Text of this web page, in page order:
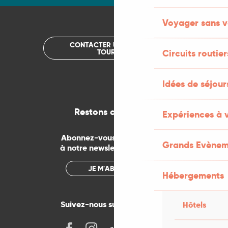
Voyager sans
Circuits
Idées de
Expériences à
Grands
Hébergements
Hôtels
CONTACTER UN OFFICE DE
TOURISME
Restons connectés
Abonnez-vous gratuitement
à notre newsletter mensuelle
JE M'ABONNE
Suivez-nous sur les réseaux !